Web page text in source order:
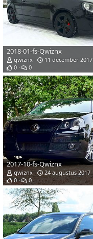
2018-01-fs-Qwiznx
qwiznx
11 december 2017
0
0
2017-10-fs-Qwiznx
qwiznx
24 augustus 2017
0
0